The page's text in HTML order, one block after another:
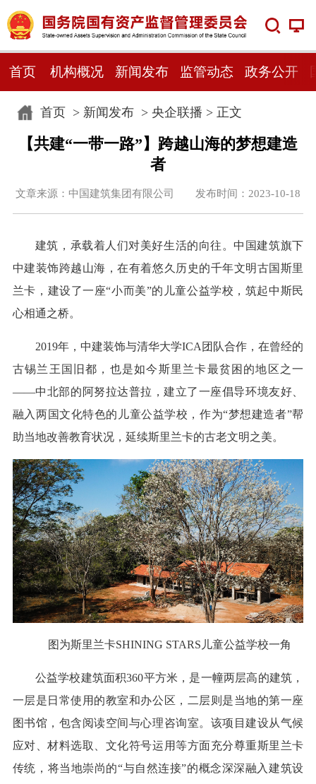
首页 机构概况 新闻发布 监管动态 政务公开
首页> 新闻发布> 央企联播 > 正文
【共建“一带一路”】跨越山海的梦想建造
者
文章来源：中国建筑集团有限公司 发布时间：2023-10-18
建筑，承载着人们对美好生活的向往。中国建筑旗下
中建装饰跨越山海，在有着悠久历史的千年文明古国斯里
兰卡，建设了一座“小而美”的儿童公益学校，筑起中斯民
心相通之桥。
2019年，中建装饰与清华大学ICA团队合作，在曾经的
古锡兰王国旧都，也是如今斯里兰卡最贫困的地区之一
——中北部的阿努拉达普拉，建立了一座倡导环境友好、
融入两国文化特色的儿童公益学校，作为“梦想建造者”帮
助当地改善教育状况，延续斯里兰卡的古老文明之美。
图为斯里兰卡SHINING STARS儿童公益学校一角
公益学校建筑面积360平方米，是一幢两层高的建筑，
一层是日常使用的教室和办公区，二层则是当地的第一座
图书馆，包含阅读空间与心理咨询室。该项目建设从气候
应对、材料选取、文化符号运用等方面充分尊重斯里兰卡
传统，将当地崇尚的“与自然连接”的概念深深融入建筑设